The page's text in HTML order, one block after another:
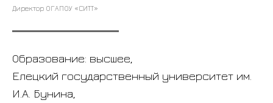
Директор ОГАПОУ «СИТТ»
Образование: высшее,
Елецкий государственный университет им.
И.А. Бунина,